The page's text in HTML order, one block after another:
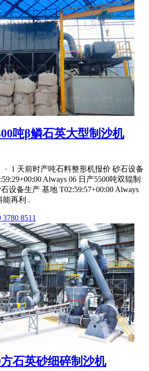
吨β鳞石英大型制沙机
· 1 天前时产吨石料整形机报价 砂石设备
Always 06 日产5500吨双辊制
设备生产 基地 T02:59:57+00:00 Always
能再利 .
8511
方石英砂细碎制沙机